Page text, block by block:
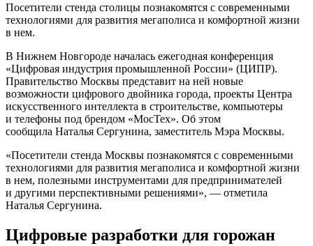
Посетители стенда столицы познакомятся с современными
технологиями для развития мегаполиса и комфортной жизни
в нем.
В Нижнем Новгороде началась ежегодная конференция
«Цифровая индустрия промышленной России» (ЦИПР).
Правительство Москвы представит на ней новые
возможности цифрового двойника города, проекты Центра
искусственного интеллекта в строительстве, компьютеры
и телефоны под брендом «МосТех». Об этом
сообщила Наталья Сергунина, заместитель Мэра Москвы.
«Посетители стенда Москвы познакомятся с современными
технологиями для развития мегаполиса и комфортной жизни
в нем, полезными инструментами для предпринимателей
и другими перспективными решениями», — отметила
Наталья Сергунина.
Цифровые разработки для горожан